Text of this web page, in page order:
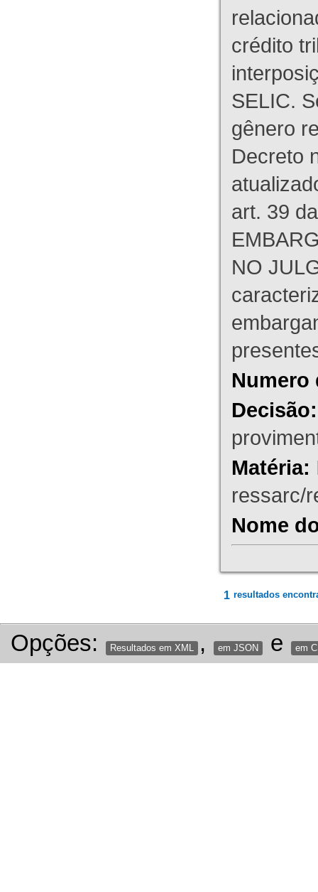
crédito
SELIC.
gênero
Decreto
art. 39
NO
Numero
Decisão:
Matéria:
ressarc/
Nome
1 resultados
Opções: Resultados em XML , em JSON e em